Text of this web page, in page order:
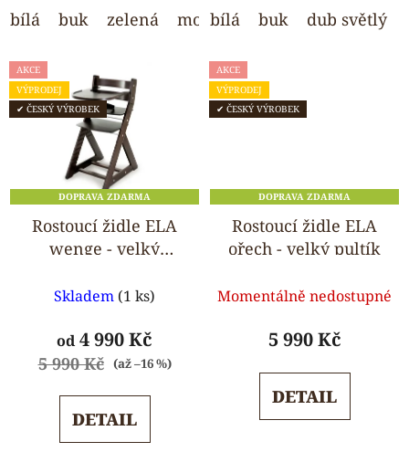
bílá buk zelená modrá světle šedá
bílá buk dub světlý
AKCE
VÝPRODEJ
✔ ČESKÝ VÝROBEK
DOPRAVA ZDARMA
Rostoucí židle ELA
wenge - velký
hodnocení
produktu
je
5
Skladem (1 ks)
od4 990 Kč
5 990 Kč (až –16 %)
DETAIL
AKCE
VÝPRODEJ
✔ ČESKÝ VÝROBEK
DOPRAVA ZDARMA
Rostoucí židle ELA
ořech - velký pultík
hodnocení
produktu
5,0
z
Momentálně nedostupné
5 990 Kč
DETAIL